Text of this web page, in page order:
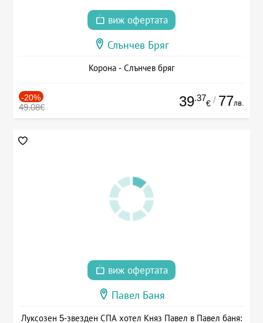
виж офертата
Слънчев Бряг
Корона - Слънчев бряг
-20%
49.08€ 39.37
€ / 77лв.
виж офертата
Павел Баня
Луксозен 5-звезден СПА хотел Княз Павел в Павел баня: